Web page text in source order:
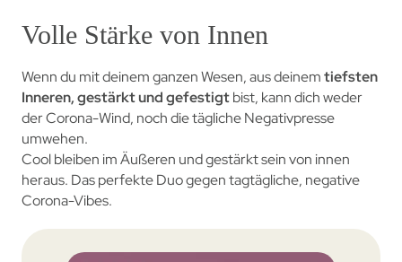
Volle Stärke von Innen
Wenn du mit deinem ganzen Wesen, aus deinemtiefsten
Inneren, gestärkt und gefestigtbist, kann dich weder
der Corona-Wind, noch die tägliche Negativpresse
umwehen.
Cool bleiben im Äußeren und gestärkt sein von innen
heraus. Das perfekte Duo gegen tagtägliche, negative
Corona-Vibes.